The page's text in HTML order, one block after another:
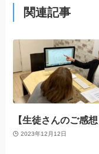
関連記事
【生徒さんのご感想
2023年12月12日